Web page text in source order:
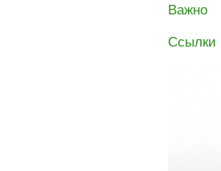
Важно
Ссылки